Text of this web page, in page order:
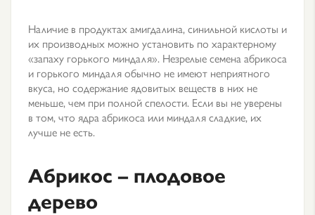
Наличие в продуктах амигдалина, синильной кислоты и
их производных можно установить по характерному
«запаху горького миндаля». Незрелые семена абрикоса
и горького миндаля обычно не имеют неприятного
вкуса, но содержание ядовитых веществ в них не
меньше, чем при полной спелости. Если вы не уверены
в том, что ядра абрикоса или миндаля сладкие, их
лучше не есть.
Абрикос – плодовое
дерево